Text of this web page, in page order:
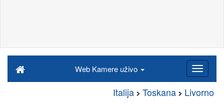
Web Kamere uživo
Italija Toskana Livorno